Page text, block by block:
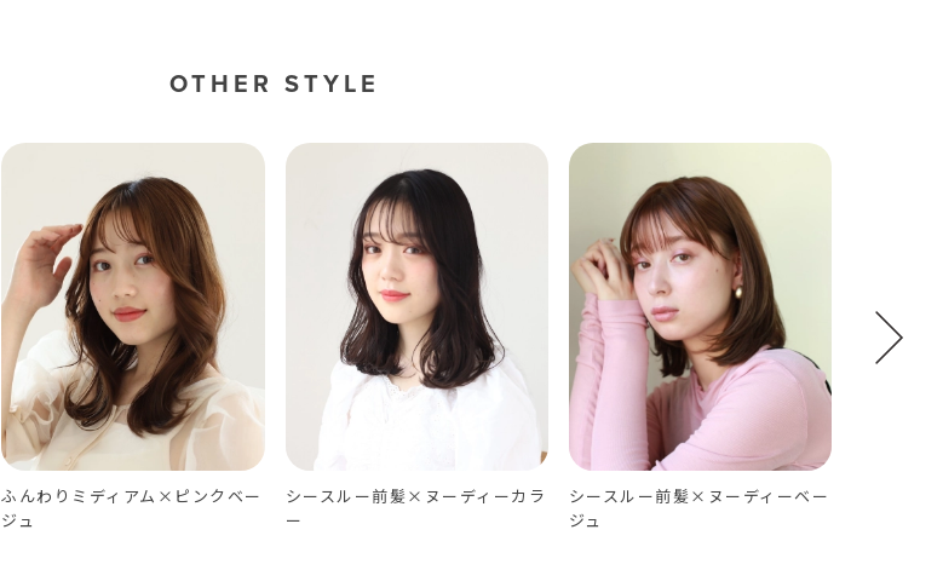
OTHER STYLE
ふんわりミディアム×ピンクベー
ジュ
シースルー前髪×ヌーディーカラ
ー
シースルー前髪×ヌーディーベー
ジュ